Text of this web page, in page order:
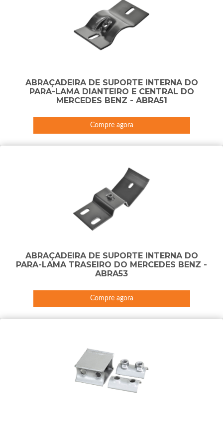
ABRAÇADEIRA DE SUPORTE INTERNA DO
PARA-LAMA DIANTEIRO E CENTRAL DO
MERCEDES BENZ - ABRA51
Compre agora
ABRAÇADEIRA DE SUPORTE INTERNA DO
PARA-LAMA TRASEIRO DO MERCEDES BENZ -
ABRA53
Compre agora